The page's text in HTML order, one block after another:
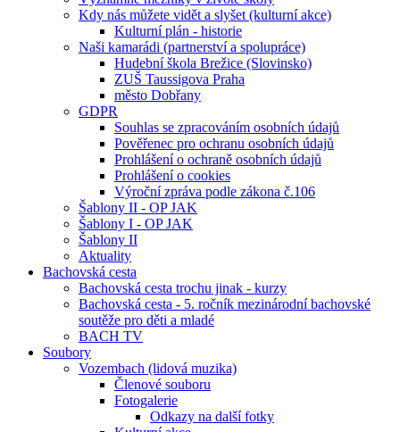
Kdy nás můžete vidět a slyšet (kulturní akce)
Kulturní plán - historie
Naši kamarádi (partnerství a spolupráce)
Hudební škola Brežice (Slovinsko)
ZUŠ Taussigova Praha
město Dobřany
GDPR
Souhlas se zpracováním osobních údajů
Pověřenec pro ochranu osobních údajů
Prohlášení o ochraně osobních údajů
Prohlášení o cookies
Výroční zpráva podle zákona č.106
Šablony II - OP JAK
Šablony I - OP JAK
Šablony II
Aktuality
Bachovská cesta
Bachovská cesta trochu jinak - kurzy
Bachovská cesta - 5. ročník mezinárodní bachovské
soutěže pro děti a mladé
BACH TV
Soubory
Vozembach (lidová muzika)
Členové souboru
Fotogalerie
Odkazy na další fotky